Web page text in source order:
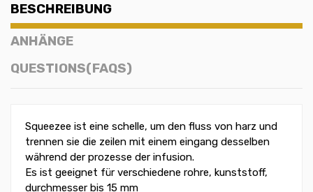
BESCHREIBUNG
ANHÄNGE
QUESTIONS(FAQS)
Squeezee ist eine schelle, um den fluss von harz und
trennen sie die zeilen mit einem eingang desselben
während der prozesse der infusion.
Es ist geeignet für verschiedene rohre, kunststoff,
durchmesser bis 15 mm